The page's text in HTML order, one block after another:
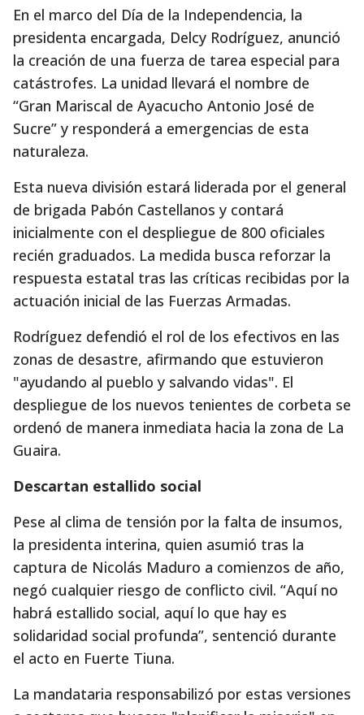
En el marco del Día de la Independencia, la
presidenta encargada, Delcy Rodríguez, anunció
la creación de una fuerza de tarea especial para
catástrofes. La unidad llevará el nombre de
“Gran Mariscal de Ayacucho Antonio José de
Sucre” y responderá a emergencias de esta
naturaleza.
Esta nueva división estará liderada por el general
de brigada Pabón Castellanos y contará
inicialmente con el despliegue de 800 oficiales
recién graduados. La medida busca reforzar la
respuesta estatal tras las críticas recibidas por la
actuación inicial de las Fuerzas Armadas.
Rodríguez defendió el rol de los efectivos en las
zonas de desastre, afirmando que estuvieron
"ayudando al pueblo y salvando vidas". El
despliegue de los nuevos tenientes de corbeta se
ordenó de manera inmediata hacia la zona de La
Guaira.
Descartan estallido social
Pese al clima de tensión por la falta de insumos,
la presidenta interina, quien asumió tras la
captura de Nicolás Maduro a comienzos de año,
negó cualquier riesgo de conflicto civil. “Aquí no
habrá estallido social, aquí lo que hay es
solidaridad social profunda”, sentenció durante
el acto en Fuerte Tiuna.
La mandataria responsabilizó por estas versiones